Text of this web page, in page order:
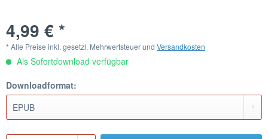
4,99 € *
* Alle Preise inkl. gesetzl. Mehrwertsteuer und Versandkosten
Als Sofortdownload verfügbar
Downloadformat: